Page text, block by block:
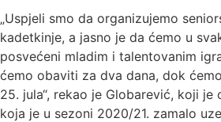
„Uspjeli smo da organizujemo
kadetkinje, a jasno je da ćemo u
posvećeni mladim i talentovanim
ćemo obaviti za dva dana, dok
25. jula“, rekao je Globarević, koji je
koja je u sezoni 2020/21. zamalo